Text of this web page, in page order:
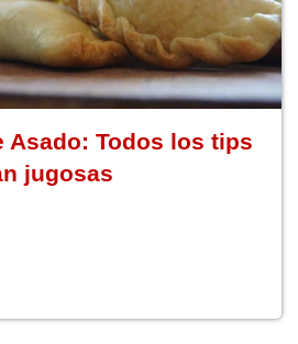
Asado: Todos los tips
jugosas